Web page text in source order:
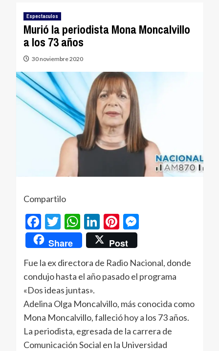
Espectaculos
Murió la periodista Mona Moncalvillo
a los 73 años
30 noviembre 2020
Compartilo
Facebook
Twitter
WhatsApp
LinkedIn
Pinterest
Messenger
Share Post
Fue la ex directora de Radio Nacional, donde
condujo hasta el año pasado el programa
«Dos ideas juntas».
Adelina Olga Moncalvillo, más conocida como
Mona Moncalvillo, falleció hoy a los 73 años.
La periodista, egresada de la carrera de
Comunicación Social en la Universidad